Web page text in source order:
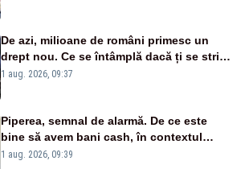
De azi, milioane de români primesc un
drept nou. Ce se întâmplă dacă ți se strică
un produs
1 aug. 2026, 09:37
Piperea, semnal de alarmă. De ce este
bine să avem bani cash, în contextul
alertei energetice?
1 aug. 2026, 09:39